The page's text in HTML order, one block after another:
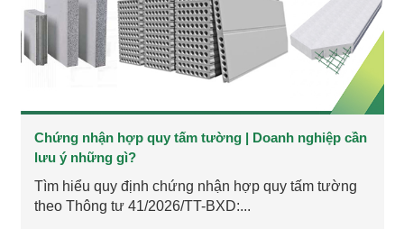
Chứng nhận hợp quy tấm tường | Doanh nghiệp cần
lưu ý những gì?
Tìm hiểu quy định chứng nhận hợp quy tấm tường
theo Thông tư 41/2026/TT-BXD:...